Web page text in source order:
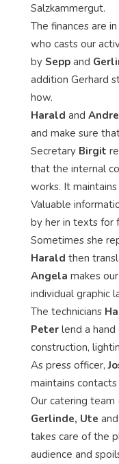
Salzkammergut.
The finances are
who casts our
by Sepp and
addition Gerhard
how.
Harald and
and make sure
Secretary Birgit
that the internal
works. It
Valuable
by her in texts for
Sometimes she
Harald then
Angela makes
individual graphic
The technicians
Peter lend a
construction,
As press officer,
maintains
Our catering team
Gerlinde, Ute
takes care of the
audience and